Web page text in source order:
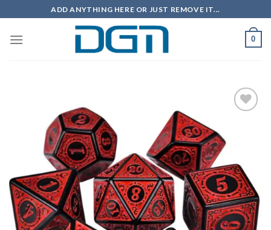
to
content
ADD ANYTHING HERE OR JUST REMOVE IT...
0